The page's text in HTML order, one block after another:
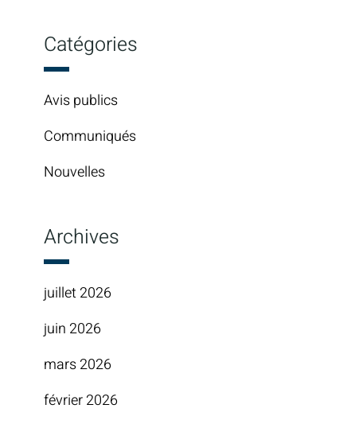
Catégories
Avis publics
Communiqués
Nouvelles
Archives
juillet 2026
juin 2026
mars 2026
février 2026